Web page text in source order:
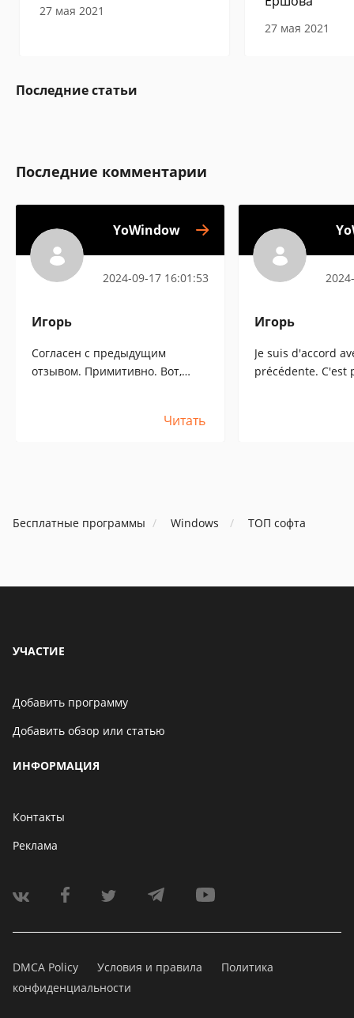
27 мая 2021
27 мая 2021
Последние статьи
Последние комментарии
YoWindow
2024-09-17 16:01:53
Игорь
Согласен с предыдущим
отзывом. Примитивно. Вот,
именно твой, если города с
И довольно часто...[:+2:]
Читать
Игорь
Je suis d'accord
précédente. C'est
plus, les
bien
Бесплатные программы Windows ТОП софта
УЧАСТИЕ
Добавить программу
Добавить обзор или статью
ИНФОРМАЦИЯ
Контакты
Реклама
DMCA Policy Условия и правила
Политика
конфиденциальности